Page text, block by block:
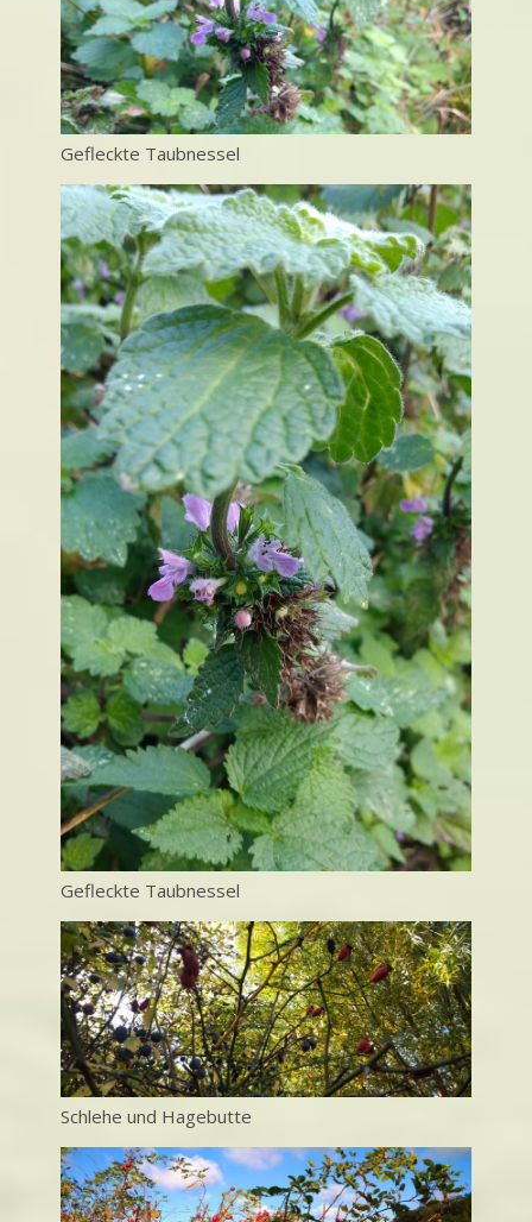
Gefleckte Taubnessel
Gefleckte Taubnessel
Schlehe und Hagebutte